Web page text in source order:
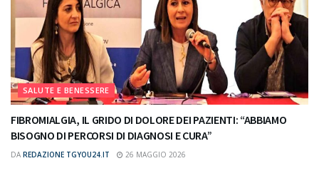
SALUTE E BENESSERE
FIBROMIALGIA, IL GRIDO DI DOLORE DEI PAZIENTI: “ABBIAMO
BISOGNO DI PERCORSI DI DIAGNOSI E CURA”
DA REDAZIONE TGYOU24.IT 26 MAGGIO 2026